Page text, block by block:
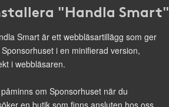
"Handla Smart"
Smart är ett webbläsartillägg som ger
i en minifierad version,
i webbläsaren.
om Sponsorhuset när du